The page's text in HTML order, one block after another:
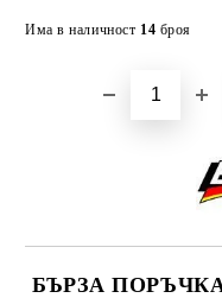
Има в наличност 14 броя
БЪРЗА